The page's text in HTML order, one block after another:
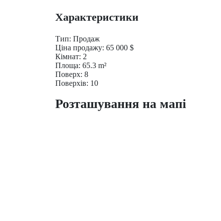
Характеристики
Тип: Продаж
Ціна продажу: 65 000 $
Кімнат: 2
Площа: 65.3 m²
Поверх: 8
Поверхів: 10
Розташування на мапі